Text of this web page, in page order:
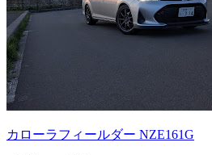
カローラフィールダー NZE161G